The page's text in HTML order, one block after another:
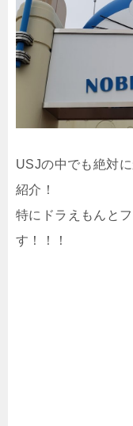
USJの中でも絶対
紹介！
特にドラえもんと
す！！！